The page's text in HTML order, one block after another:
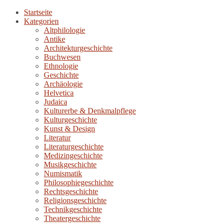
Startseite
Kategorien
Altphilologie
Antike
Architekturgeschichte
Buchwesen
Ethnologie
Geschichte
Archäologie
Helvetica
Judaica
Kulturerbe & Denkmalpflege
Kulturgeschichte
Kunst & Design
Literatur
Literaturgeschichte
Medizingeschichte
Musikgeschichte
Numismatik
Philosophiegeschichte
Rechtsgeschichte
Religionsgeschichte
Technikgeschichte
Theatergeschichte